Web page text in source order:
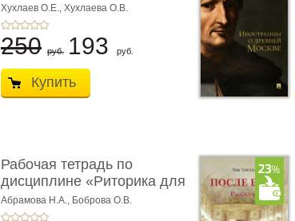
Хухлаев О.Е., Хухлаева О.В.
250 руб. 193 руб.
Купить
Рабочая тетрадь по
дисциплине «Риторика для
ю� ...
Абрамова Н.А., Боброва О.В.